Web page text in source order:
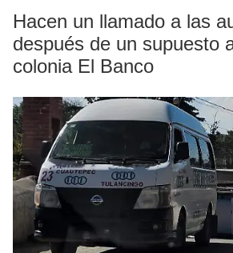
Hacen un llamado a las
después de un supuesto
colonia El Banco